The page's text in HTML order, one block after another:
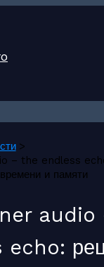
– the endless
и памяти
audio